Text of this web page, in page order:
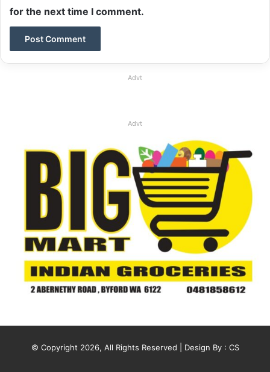
for the next time I comment.
Advt
Advt
© Copyright 2026, All Rights Reserved | Design By : CS